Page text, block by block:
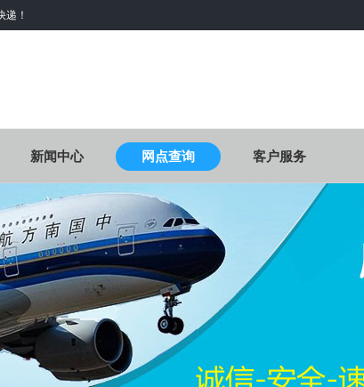
递！
新闻中心 网点查询 客户服务